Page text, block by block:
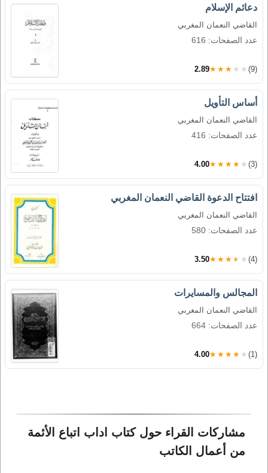
دعائم الإسلام
القاضي النعمان المغربي
عدد الصفحات: 616
2.89★★★★★ (9)
أساس التأويل
القاضي النعمان المغربي
عدد الصفحات: 416
4.00★★★★★ (3)
افتتاح الدعوة القاضي النعمان المغربي
القاضي النعمان المغربي
عدد الصفحات: 580
3.50★★★★★ (4)
المجالس والمسايرات
القاضي النعمان المغربي
عدد الصفحات: 664
4.00★★★★★ (1)
مشاركات القراء حول كتاب اداب اتباع الأئمة
من أعمال الكاتب